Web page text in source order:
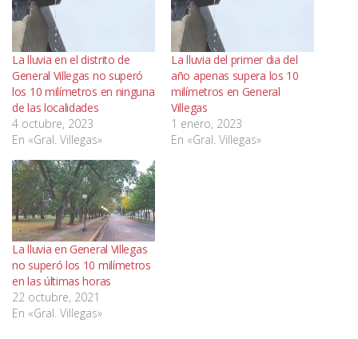
La lluvia en el distrito de
General Villegas no superó
los 10 milímetros en ninguna
de las localidades
4 octubre, 2023
En «Gral. Villegas»
La lluvia del primer dia del
año apenas supera los 10
milímetros en General
Villegas
1 enero, 2023
En «Gral. Villegas»
La lluvia en General Villegas
no superó los 10 milímetros
en las últimas horas
22 octubre, 2021
En «Gral. Villegas»